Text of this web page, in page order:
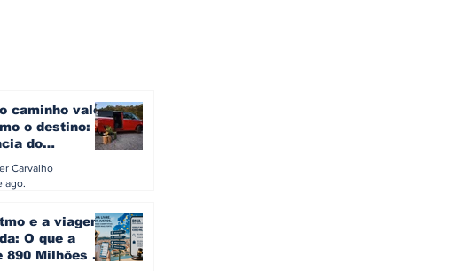
caminho vale
o destino: a
do
europeu
Carvalho
ago.
e a viagem
O que a
890 Milhões à